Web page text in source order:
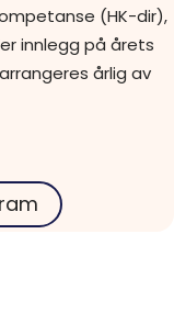
(HK-dir),
innlegg på årets
årlig av